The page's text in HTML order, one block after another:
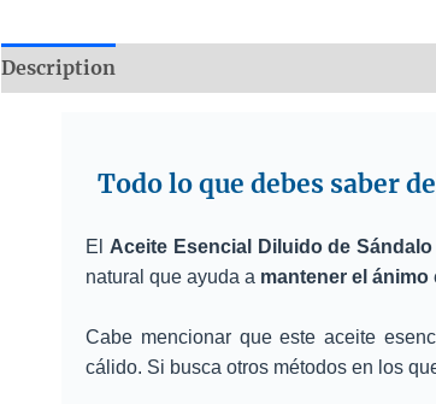
Description
Todo lo que debes saber
El Aceite Esencial Diluido de
natural que ayuda a mantener el ánimo
Cabe mencionar que este aceite
cálido. Si busca otros métodos en los